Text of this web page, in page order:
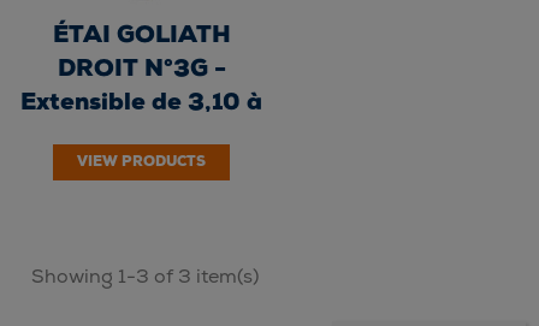
ÉTAI GOLIATH
DROIT N°3G -
Extensible de 3,10 à
à...
VIEW PRODUCTS
Showing 1-3 of 3 item(s)